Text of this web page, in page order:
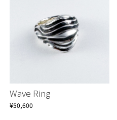
Wave Ring
¥50,600